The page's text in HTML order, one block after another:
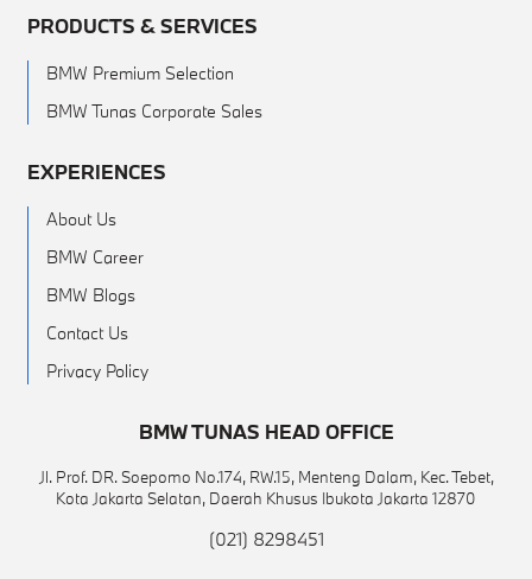
PRODUCTS & SERVICES
BMW Premium Selection
BMW Tunas Corporate Sales
EXPERIENCES
About Us
BMW Career
BMW Blogs
Contact Us
Privacy Policy
BMW TUNAS HEAD OFFICE
Jl. Prof. DR. Soepomo No.174, RW.15, Menteng Dalam, Kec. Tebet,
Kota Jakarta Selatan, Daerah Khusus Ibukota Jakarta 12870
(021) 8298451